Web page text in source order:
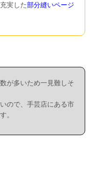
実した部分縫いページ
が多いため一見難しそ
ので、手芸店にある市
。